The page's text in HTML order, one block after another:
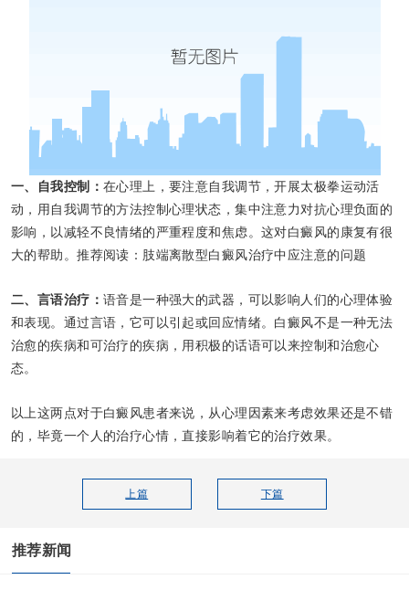
一、自我控制： 在心理上，要注意自我调节，开展太极拳运动活
动，用自我调节的方法控制心理状态，集中注意力对抗心理负面的
影响，以减轻不良情绪的严重程度和焦虑。这对白癜风的康复有很
大的帮助。推荐阅读：肢端离散型白癜风治疗中应注意的问题
二、言语治疗： 语音是一种强大的武器，可以影响人们的心理体验
和表现。通过言语，它可以引起或回应情绪。白癜风不是一种无法
治愈的疾病和可治疗的疾病，用积极的话语可以来控制和治愈心
态。
以上这两点对于白癜风患者来说，从心理因素来考虑效果还是不错
的，毕竟一个人的治疗心情，直接影响着它的治疗效果。
上篇 下篇
推荐新闻